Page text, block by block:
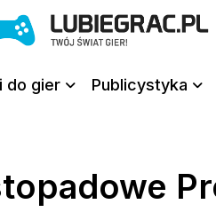
do gier Publicystyka